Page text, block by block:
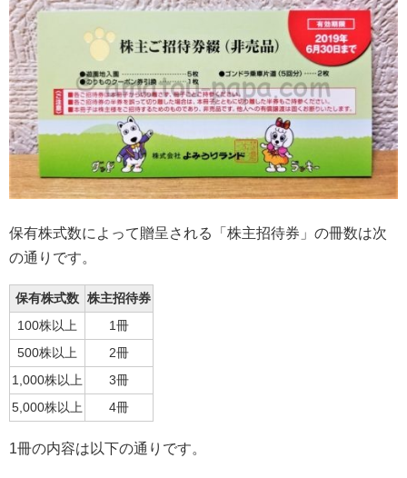
保有株式数によって贈呈される「株主招待券」の冊数は次
の通りです。
保有株式数 株主招待券
100株以上
1冊
500株以上
2冊
1,000株以上
3冊
5,000株以上
4冊
1冊の内容は以下の通りです。